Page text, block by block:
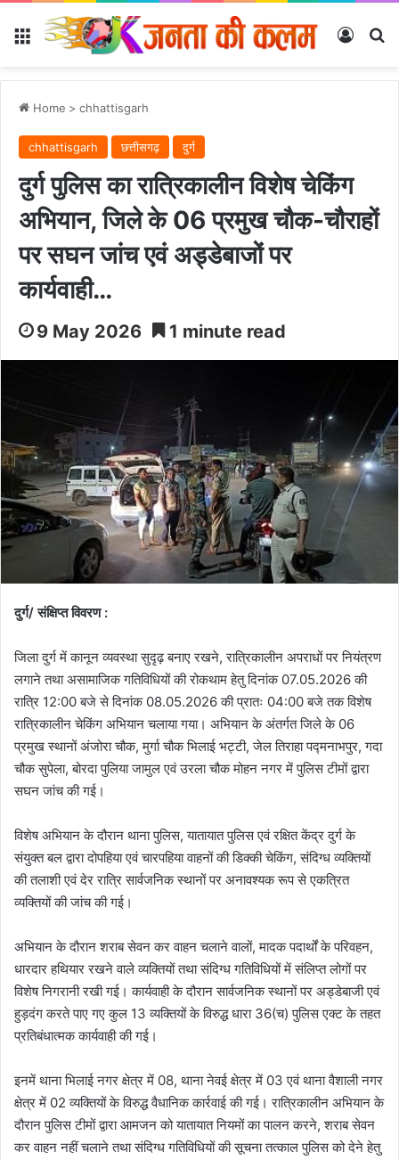
Menu Log In
Home > chhattisgarh
chhattisgarh छत्तीसगढ़ दुर्ग
दुर्ग पुलिस का रात्रिकालीन विशेष चेकिंग
अभियान, जिले के 06 प्रमुख चौक-चौराहों
पर सघन जांच एवं अड्डेबाजों पर
कार्यवाही…
9 May 2026 1 minute read
दुर्ग/ संक्षिप्त विवरण :
जिला दुर्ग में कानून व्यवस्था सुदृढ़ बनाए रखने, रात्रिकालीन अपराधों पर नियंत्रण
लगाने तथा असामाजिक गतिविधियों की रोकथाम हेतु दिनांक 07.05.2026 की
रात्रि 12:00 बजे से दिनांक 08.05.2026 की प्रातः 04:00 बजे तक विशेष
रात्रिकालीन चेकिंग अभियान चलाया गया। अभियान के अंतर्गत जिले के 06
प्रमुख स्थानों अंजोरा चौक, मुर्गा चौक भिलाई भट्टी, जेल तिराहा पद्मनाभपुर, गदा
चौक सुपेला, बोरदा पुलिया जामुल एवं उरला चौक मोहन नगर में पुलिस टीमों द्वारा
सघन जांच की गई।
विशेष अभियान के दौरान थाना पुलिस, यातायात पुलिस एवं रक्षित केंद्र दुर्ग के
संयुक्त बल द्वारा दोपहिया एवं चारपहिया वाहनों की डिक्की चेकिंग, संदिग्ध व्यक्तियों
की तलाशी एवं देर रात्रि सार्वजनिक स्थानों पर अनावश्यक रूप से एकत्रित
व्यक्तियों की जांच की गई।
अभियान के दौरान शराब सेवन कर वाहन चलाने वालों, मादक पदार्थों के परिवहन,
धारदार हथियार रखने वाले व्यक्तियों तथा संदिग्ध गतिविधियों में संलिप्त लोगों पर
विशेष निगरानी रखी गई। कार्यवाही के दौरान सार्वजनिक स्थानों पर अड्डेबाजी एवं
हुड़दंग करते पाए गए कुल 13 व्यक्तियों के विरुद्ध धारा 36(च) पुलिस एक्ट के तहत
प्रतिबंधात्मक कार्यवाही की गई।
इनमें थाना भिलाई नगर क्षेत्र में 08, थाना नेवई क्षेत्र में 03 एवं थाना वैशाली नगर
क्षेत्र में 02 व्यक्तियों के विरुद्ध वैधानिक कार्रवाई की गई। रात्रिकालीन अभियान के
दौरान पुलिस टीमों द्वारा आमजन को यातायात नियमों का पालन करने, शराब सेवन
कर वाहन नहीं चलाने तथा संदिग्ध गतिविधियों की सूचना तत्काल पुलिस को देने हेतु